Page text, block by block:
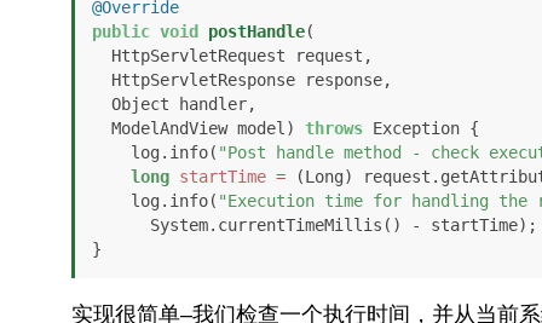
@Override
public void postHandle(
  ModelAndView model)
throws Exception {
    log.info(
"Post handle method - check
long startTime = (Long)
    log.info(
"Execution time for handling the
}
实现很简单–我们检查一个执行时间，并从当前